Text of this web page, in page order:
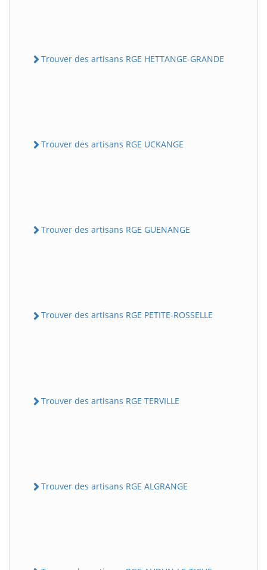
Trouver des artisans RGE HETTANGE-GRANDE
Trouver des artisans RGE UCKANGE
Trouver des artisans RGE GUENANGE
Trouver des artisans RGE PETITE-ROSSELLE
Trouver des artisans RGE TERVILLE
Trouver des artisans RGE ALGRANGE